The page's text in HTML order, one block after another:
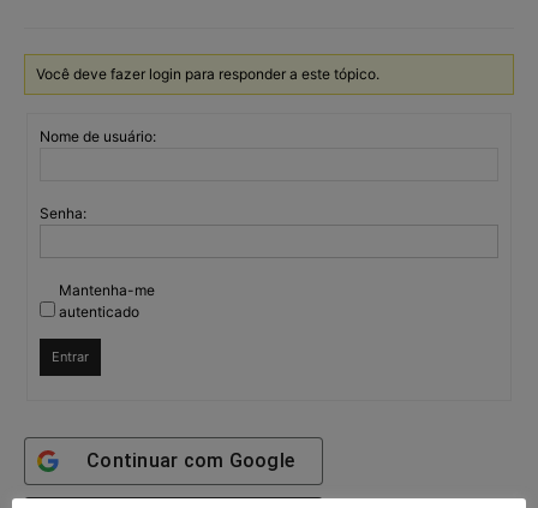
Você deve fazer login para responder a este tópico.
Nome de usuário:
Senha:
Mantenha-me
autenticado
Entrar
Continuar com Google